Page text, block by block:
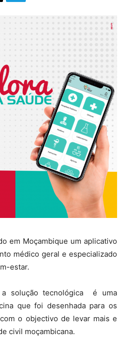
em Moçambique um aplicativo
médico geral e especializado
estar.
a solução tecnológica é uma
que foi desenhada para os
o objectivo de levar mais e
civil moçambicana.